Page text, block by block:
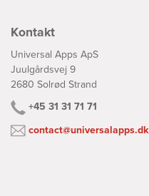
Kontakt
Universal Apps ApS
Juulgårdsvej 9
2680 Solrød Strand
+45 31 31 71 71
contact@universalapps.dk